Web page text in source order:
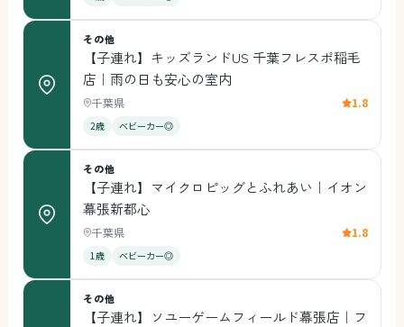
その他
【子連れ】キッズランドUS 千葉フレスポ稲毛
店｜雨の日も安心の室内
千葉県 1.8
2歳 ベビーカー◎
その他
【子連れ】マイクロピッグとふれあい｜イオン
幕張新都心
千葉県 1.8
1歳 ベビーカー◎
その他
【子連れ】ソユーゲームフィールド幕張店｜フ